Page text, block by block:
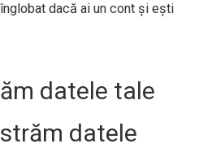
dacă ai un cont și ești
datele tale
datele